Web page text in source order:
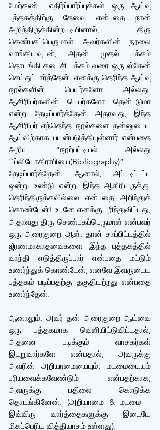
மேற்கண்ட எதிர்ப்பார்ப்புக்கள் ஒரு ஆய்வு
புத்தகத்திற்கு தேவை என்பதை நான்
அறிந்திருக்கின்றபடியினால், திரு
செண்பகப்பெருமாள் அவர்களின் நூலை
வாங்கியவுடன், அதன் முதல் பக்கம்
தொடங்கி கடைசி பக்கம் வரை ஒரு ஸ்கேன்
செய்துப்பார்த்தேன். எனக்கு தெரிந்த ஆய்வு
நூல்களின் பெயர்களோ அல்லது
ஆசிரியர்களின் பெயர்களோ தென்படுமா
என்று தேடிப்பார்த்தேன். அதாவது, இந்த
ஆசிரியர் எந்தெந்த நூல்களை தன்னுடைய
ஆய்விற்காக பயன்படுத்தியுள்ளார் என்பதை
அறிய “நூற்பட்டியல் அல்லது
பிப்லியோகிராபியை(Bibliography)”
தேடிப்பார்த்தேன். ஆனால், அப்படிப்பட்ட
ஒன்று உண்டு என்று இந்த ஆசிரியருக்கு
தெரிந்திருக்கவில்லை என்பதை அறிந்துக்
கொண்டேன்! உடனே எனக்கு புரிந்துவிட்டது,
அதாவது திரு செண்பகப்பெருமாள் என்பவர்
ஒரு அரைகுறை ஆள், தான் சாப்பிட்டத்தில்
ஜீரணமாகாதவைகளை இந்த புத்தகத்தில்
வாந்தி எடுத்திருப்பார் என்பதை மட்டும்
உணர்ந்துக் கொண்டேன், எனவே இவருடைய
புத்தகம் படிப்பதற்கு தகுதியற்றது என்பதை
உணர்ந்தேன்.
ஆனாலும், அவர் தன் அரைகுறை ஆய்வை
ஒரு புத்தகமாக வெளியிட்டுவிட்டதால்,
அதனை படிக்கும் வாசகர்கள்
இடறுவார்களே என்பதால், அவருக்கு
அவரின் அறியாமையையும், மடமையையும்
புரியவைக்கவேண்டும் என்பதற்காக,
அவருக்கு பதிலை கொடுக்க
தொடங்கினேன். (அறியாமை & மடமை –
இவ்விரு வார்த்தைகளுக்கு இடையே
மிகப்பெரிய வித்தியாசம் உள்ளது).